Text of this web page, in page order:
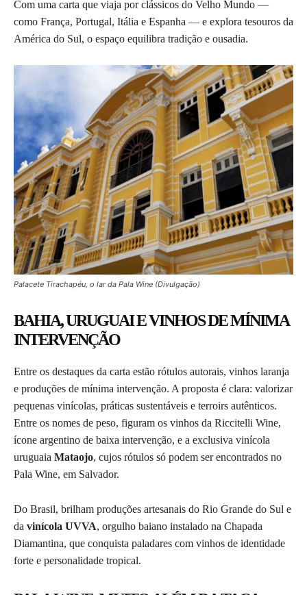
Com uma carta que viaja por clássicos do Velho Mundo —
como França, Portugal, Itália e Espanha — e explora tesouros da
América do Sul, o espaço equilibra tradição e ousadia.
Palacete Tirachapéu, o lar da Pala Wine (Divulgação)
BAHIA, URUGUAI E VINHOS DE MÍNIMA
INTERVENÇÃO
Entre os destaques da carta estão rótulos autorais, vinhos laranja
e produções de mínima intervenção. A proposta é clara: valorizar
pequenas vinícolas, práticas sustentáveis e terroirs autênticos.
Entre os nomes de peso, figuram os vinhos da Riccitelli Wine,
ícone argentino de baixa intervenção, e a exclusiva vinícola
uruguaia Mataojo, cujos rótulos só podem ser encontrados no
Pala Wine, em Salvador.
Do Brasil, brilham produções artesanais do Rio Grande do Sul e
da vinícola UVVA, orgulho baiano instalado na Chapada
Diamantina, que conquista paladares com vinhos de identidade
forte e personalidade tropical.